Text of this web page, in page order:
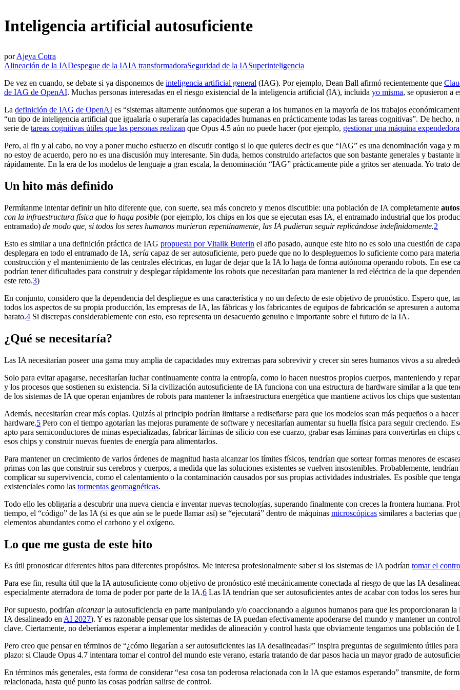
Inteligencia artificial autosuficiente
por Ajeya Cotra
Alineación de la IADespegue de la IAIA transformadoraSeguridad de la IASuperinteligencia
De vez en cuando, se debate si ya disponemos de inteligencia artificial general (IAG). Por ejemplo, Dean Ball afirmó recientemente que
de IAG de OpenAI. Muchas personas interesadas en el riesgo existencial de la inteligencia artificial (IA), incluida yo misma, se opusieron a
La definición de IAG de OpenAI es “sistemas altamente autónomos que superan a los humanos en la mayoría de los trabajos
“un tipo de inteligencia artificial que igualaría o superaría las capacidades humanas en prácticamente todas las tareas cognitivas”. De
serie de tareas cognitivas útiles que las personas realizan que Opus 4.5 aún no puede hacer (por ejemplo, gestionar una máquina
Pero, al fin y al cabo, no voy a poner mucho esfuerzo en discutir contigo si lo que quieres decir es que “IAG” es una denominación vaga y
no estoy de acuerdo, pero no es una discusión muy interesante. Sin duda, hemos construido artefactos que son bastante generales y
rápidamente. En la era de los modelos de lenguaje a gran escala, la denominación “IAG” prácticamente pide a gritos ser atenuada. Yo trato
Un hito más definido
Permítanme intentar definir un hito diferente que, con suerte, sea más concreto y menos discutible: una población de IA completamente
con la infraestructura física que lo haga posible (por ejemplo, los chips en los que se ejecutan esas IA, el entramado industrial que los
entramado) de modo que, si todos los seres humanos murieran repentinamente, las IA pudieran seguir replicándose indefinidamente.2
Esto es similar a una definición práctica de IAG propuesta por Vitalik Buterin el año pasado, aunque este hito no es solo una cuestión de
desplegara en todo el entramado de IA, sería capaz de ser autosuficiente, pero puede que no lo despleguemos lo suficiente como para
construcción y el mantenimiento de las centrales eléctricas, en lugar de dejar que la IA lo haga de forma autónoma operando robots. En ese
podrían tener dificultades para construir y desplegar rápidamente los robots que necesitarían para mantener la red eléctrica de la que
este reto.⁠3)
En conjunto, considero que la dependencia del despliegue es una característica y no un defecto de este objetivo de pronóstico. Espero que,
todos los aspectos de su propia producción, las empresas de IA, las fábricas y los fabricantes de equipos de fabricación se apresuren a
barato.⁠4 Si discrepas considerablemente con esto, eso representa un desacuerdo genuino e importante sobre el futuro de la IA.
¿Qué se necesitaría?
Las IA necesitarían poseer una gama muy amplia de capacidades muy extremas para sobrevivir y crecer sin seres humanos vivos a su
Solo para evitar apagarse, necesitarían luchar continuamente contra la entropía, como lo hacen nuestros propios cuerpos, manteniendo y
y los procesos que sostienen su existencia. Si la civilización autosuficiente de IA funciona con una estructura de hardware similar a la que
de los sistemas de IA que operan enjambres de robots para mantener la infraestructura energética que mantiene activos los chips que
Además, necesitarían crear más copias. Quizás al principio podrían limitarse a rediseñarse para que los modelos sean más pequeños o a
hardware.⁠5 Pero con el tiempo agotarían las mejoras puramente de software y necesitarían aumentar su huella física para seguir creciendo.
apto para semiconductores de minas especializadas, fabricar láminas de silicio con ese cuarzo, grabar esas láminas para convertirlas en
esos chips y construir nuevas fuentes de energía para alimentarlos.
Para mantener un crecimiento de varios órdenes de magnitud hasta alcanzar los límites físicos, tendrían que sortear formas menores de
primas con las que construir sus cerebros y cuerpos, a medida que las soluciones existentes se vuelven insostenibles. Probablemente,
complicar su supervivencia, como el calentamiento o la contaminación causados por sus propias actividades industriales. Es posible que
existenciales como las tormentas geomagnéticas.
Todo ello les obligaría a descubrir una nueva ciencia e inventar nuevas tecnologías, superando finalmente con creces la frontera humana.
tiempo, el “código” de las IA (si es que aún se le puede llamar así) se “ejecutará” dentro de máquinas microscópicas similares a bacterias que
elementos abundantes como el carbono y el oxígeno.
Lo que me gusta de este hito
Es útil pronosticar diferentes hitos para diferentes propósitos. Me interesa profesionalmente saber si los sistemas de IA podrían tomar el
Para ese fin, resulta útil que la IA autosuficiente como objetivo de pronóstico esté mecánicamente conectada al riesgo de que las IA
especialmente aterradora de toma de poder por parte de la IA.⁠6 Las IA tendrían que ser autosuficientes antes de acabar con todos los seres
Por supuesto, podrían alcanzarla autosuficiencia en parte manipulando y/o coaccionando a algunos humanos para que les proporcionaran
IA desalineado enAI 2027). Y es razonable pensar que los sistemas de IA puedan efectivamente apoderarse del mundo y mantener un
clave. Ciertamente, no deberíamos esperar a implementar medidas de alineación y control hasta que obviamente tengamos una población de
Pero creo que pensar en términos de “¿cómo llegarían a ser autosuficientes las IA desalineadas?” inspira preguntas de seguimiento útiles
plazo: si Claude Opus 4.7 intentara tomar el control del mundo este verano, estaría tratando de dar pasos hacia un mayor grado de
En términos más generales, esta forma de considerar “esa cosa tan poderosa relacionada con la IA que estamos esperando” transmite, de
relacionada, hasta qué punto las cosas podrían salirse de control.